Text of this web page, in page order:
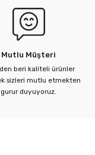
Mutlu Müşteri
beri kaliteli ürünler
sizleri mutlu etmekten
gurur duyuyoruz.